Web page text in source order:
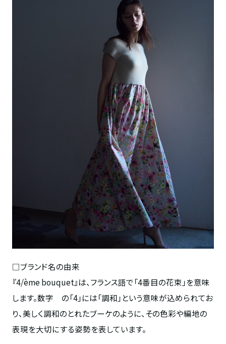
□ブランド名の由来
『4/ème bouquet』は、フランス語で「4番目の花束」を意味
します。数字 の「4」には「調和」という意味が込められてお
り、美しく調和のとれたブーケのように、その色彩や編地の
表現を大切にする姿勢を表しています。